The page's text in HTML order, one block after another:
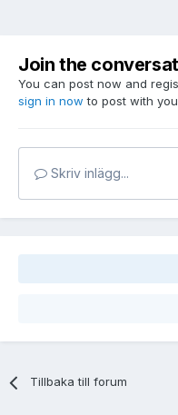
Join the
You can post now and
sign in now to post with
Skriv inlägg...
Tillbaka till forum